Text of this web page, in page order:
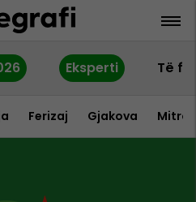
Eksperti Të
Ferizaj Gjakova